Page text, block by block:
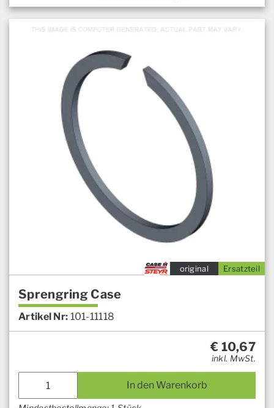
Ersatzteil
original
Sprengring Case
Artikel Nr: 101-11118
€ 10,67
inkl. MwSt.
In den Warenkorb